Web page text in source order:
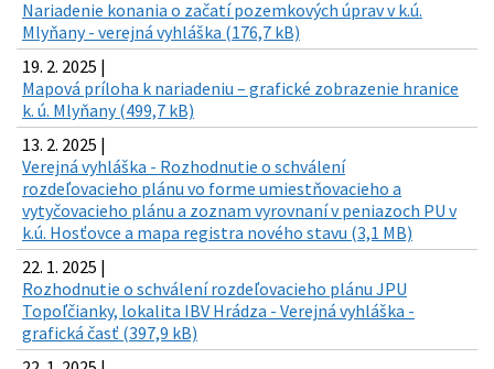
Nariadenie konania o začatí pozemkových úprav v k.ú.
Mlyňany - verejná vyhláška (176,7 kB)
19. 2. 2025 |
Mapová príloha k nariadeniu – grafické zobrazenie hranice
k. ú. Mlyňany (499,7 kB)
13. 2. 2025 |
Verejná vyhláška - Rozhodnutie o schválení
rozdeľovacieho plánu vo forme umiestňovacieho a
vytyčovacieho plánu a zoznam vyrovnaní v peniazoch PU v
k.ú. Hosťovce a mapa registra nového stavu (3,1 MB)
22. 1. 2025 |
Rozhodnutie o schválení rozdeľovacieho plánu JPU
Topoľčianky, lokalita IBV Hrádza - Verejná vyhláška -
grafická časť (397,9 kB)